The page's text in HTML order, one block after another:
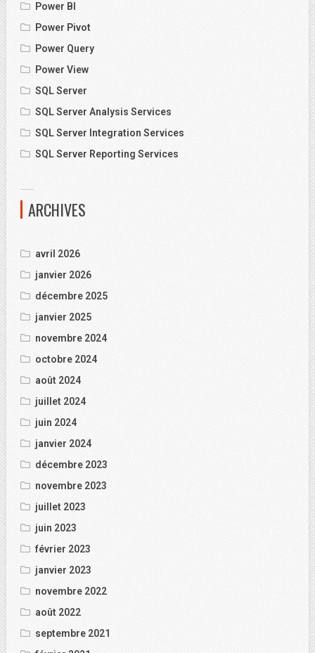
Power BI
Power Pivot
Power Query
Power View
SQL Server
SQL Server Analysis Services
SQL Server Integration Services
SQL Server Reporting Services
ARCHIVES
avril 2026
janvier 2026
décembre 2025
janvier 2025
novembre 2024
octobre 2024
août 2024
juillet 2024
juin 2024
janvier 2024
décembre 2023
novembre 2023
juillet 2023
juin 2023
février 2023
janvier 2023
novembre 2022
août 2022
septembre 2021